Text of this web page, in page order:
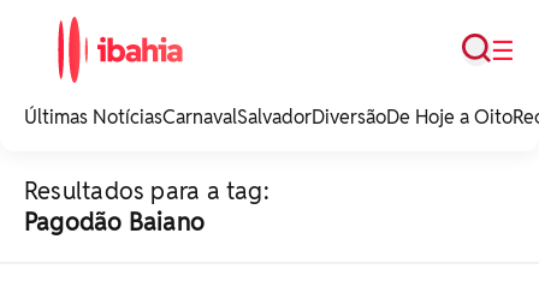
noticias e
☰
Busca
Últimas NotíciasCarnavalSalvadorDiversãoDe Hoje a Oito
Resultados para a tag:
Pagodão Baiano